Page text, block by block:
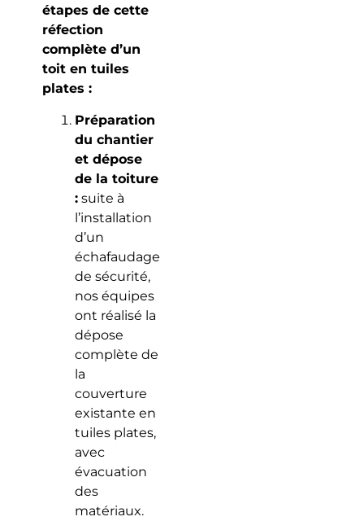
étapes de cette
réfection
complète d’un
toit en tuiles
plates :
Préparation
du chantier
et dépose
de la toiture
:suite à
l’installation
d’un
échafaudage
de sécurité,
nos équipes
ont réalisé la
dépose
complète de
la
couverture
existante en
tuiles plates,
avec
évacuation
des
matériaux.